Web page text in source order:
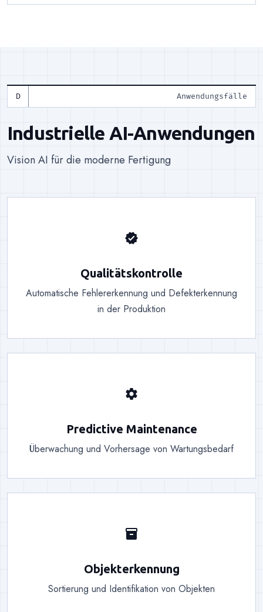
Anwendungsfälle
Industrielle AI-Anwendungen
Vision AI für die moderne Fertigung
verified
Qualitätskontrolle
Automatische Fehlererkennung und Defekterkennung
in der Produktion
settings
Predictive Maintenance
Überwachung und Vorhersage von Wartungsbedarf
inventory_2
Objekterkennung
Sortierung und Identifikation von Objekten